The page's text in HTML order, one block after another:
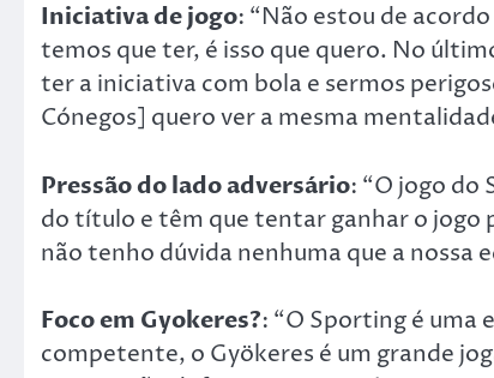
Iniciativa de jogo: “Não estou de
temos que ter, é isso que quero. No
ter a iniciativa com bola e sermos
Cónegos] quero ver a mesma
Pressão do lado adversário: “O jogo
do título e têm que tentar ganhar o jogo
não tenho dúvida nenhuma que a nossa
Foco em Gyokeres?: “O Sporting é
competente, o Gyökeres é um grande